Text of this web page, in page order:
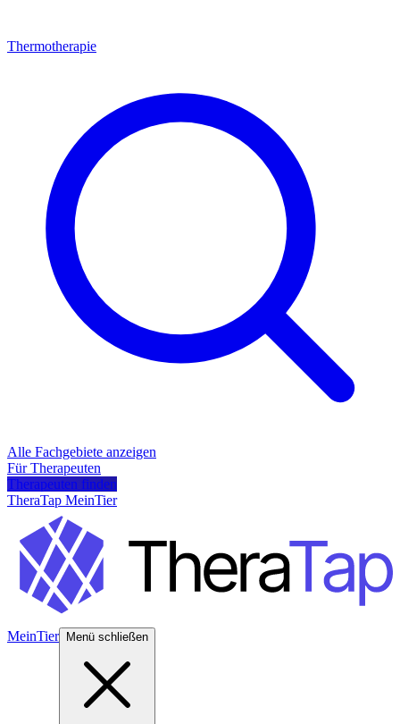
Thermotherapie
Alle Fachgebiete anzeigen
Für Therapeuten
Therapeuten finden
TheraTap MeinTier
MeinTier Menü schließen